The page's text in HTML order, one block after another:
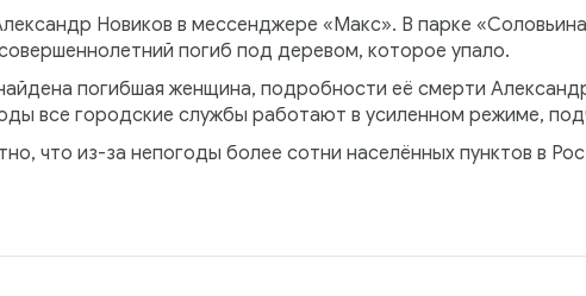
Новиков в мессенджере «Макс». В парке
погиб под деревом, которое упало.
погибшая женщина, подробности её смерти
все городские службы работают в усиленном режиме,
что из-за непогоды более сотни населённых пунктов в